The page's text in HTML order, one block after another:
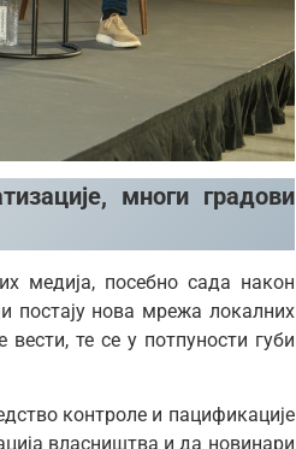
многи градови
медија, посебно сада након
постају нова мрежа локалних
те се у потпуности губи
контроле и пацификације
власништва и да новинари